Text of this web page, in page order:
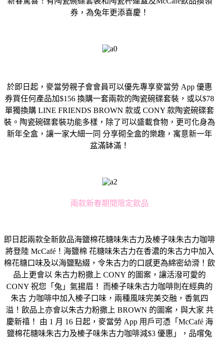
券，為兔年更添喜慶！
於即日起，麥當勞親子會會員可以優先專享麥當勞 App 優惠
券買任何產品加$156 換購一套兩款的陶瓷碗碟套裝，或以$78
單獨換購 LINE FRIENDS BROWN 款或 CONY 款陶瓷碗碟套
裝。陶瓷碗碟套裝功能多樣，除了可以盛載食物，更可化身為
新年全盒，讓一家大細一同 分享砌全盒的樂趣，寓意新一年
盆滿缽滿！
兩款新春期間限定飲品
即日起兩款全新飲品海鹽棉花糖味朱古力及榛子味朱古力咖啡
將登陸 McCafé！海鹽棉 花糖味朱古力在香濃的朱古力中加入
棉花糖口味及以海鹽點綴，令朱古力的口感更為綿密幼滑！飲
品上更會以 朱古力粉撒上 CONY 的圖案，讓活潑可愛的
CONY 祝您「兔」氣揚眉！ 而榛子味朱古力咖啡則在經典的
朱古 力咖啡中加入榛子口味，兩種風味完美交融，香氣四
溢！飲品上亦會以朱古力粉撒上 BROWN 的圖案，與大家 共
慶新禧！ 由 1 月 16 日起，麥當勞 App 用戶可憑「McCafé 海
鹽棉花糖味朱古力及榛子味朱古力咖啡減$3 優惠」，品嚐兔